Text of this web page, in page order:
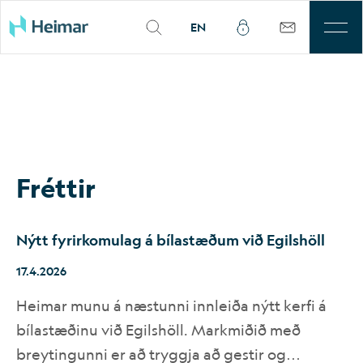
EN
Sögur af viðskiptavinum
Orðheimar
Frétt­ir
Nýtt fyrirkomulag á bílastæðum við Egilshöll
17.4.2026
Heimar munu á næstunni innleiða nýtt kerfi á
bílastæðinu við Egilshöll. Markmiðið með
breytingunni er að tryggja að gestir og